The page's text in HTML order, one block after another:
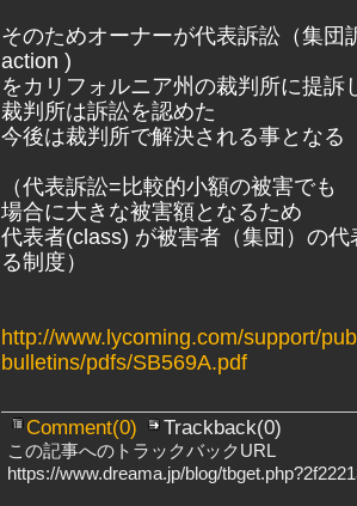
そのためオーナーが代表訴訟（集団
action )
をカリフォルニア州の裁判所に提訴
裁判所は訴訟を認めた
今後は裁判所で解決される事となる
（代表訴訟=比較的小額の被害で
場合に大きな被害額となるため
代表者(class) が被害者（集団）の
る制度）
http://www.lycoming.com/support/
bulletins/pdfs/SB569A.pdf
Comment(0) Trackback(0)
この記事へのトラックバックURL
https://www.dreama.jp/blog/